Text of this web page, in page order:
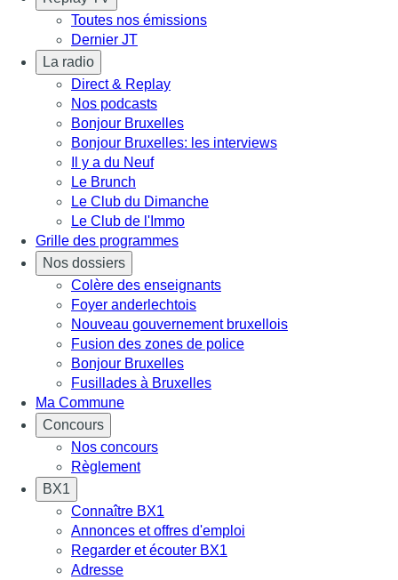
Toutes nos émissions
Dernier JT
La radio
Direct & Replay
Nos podcasts
Bonjour Bruxelles
Bonjour Bruxelles: les interviews
Il y a du Neuf
Le Brunch
Le Club du Dimanche
Le Club de l'Immo
Grille des programmes
Nos dossiers
Colère des enseignants
Foyer anderlechtois
Nouveau gouvernement bruxellois
Fusion des zones de police
Bonjour Bruxelles
Fusillades à Bruxelles
Ma Commune
Concours
Nos concours
Règlement
BX1
Connaître BX1
Annonces et offres d'emploi
Regarder et écouter BX1
Adresse